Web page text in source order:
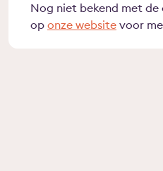
Nog niet bekend met de
op onze website voor